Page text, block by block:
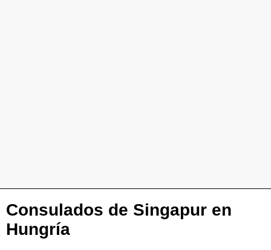
Consulados de Singapur en
Hungría